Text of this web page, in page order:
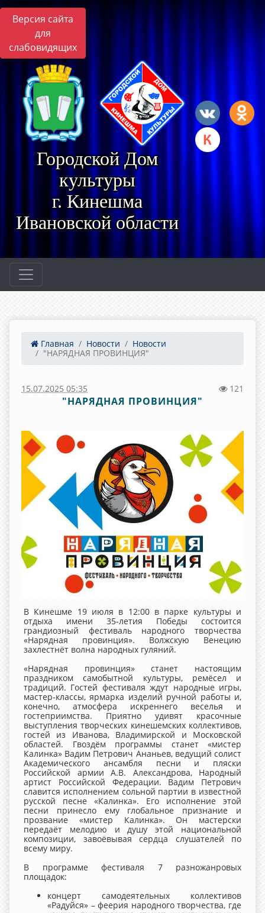
Версия сайта
для
слабовидящих
Городской Дом
культуры
г. Кинешма
Ивановской области
Главная Новости
Новости
"НАРЯДНАЯ ПРОВИНЦИЯ"
15.07.2025 05:35 121
"НАРЯДНАЯ ПРОВИНЦИЯ"
В Кинешме 19 июля в 12:00 в парке культуры и
отдыха имени 35-летия Победы состоится
грандиозный фестиваль народного творчества
«Нарядная провинция». Волжскую Венецию
захлестнёт волна народных гуляний.
«Нарядная провинция» станет настоящим
праздником самобытной культуры, ремёсел и
традиций. Гостей фестиваля ждут народные игры,
мастер-классы, ярмарка изделий ручной работы и,
конечно, атмосфера искреннего веселья и
гостеприимства. Приятно удивят красочные
выступления творческих кинешемских коллективов,
гостей из Иванова, Владимирской и Московской
областей. Гвоздём программы станет «мистер
Калинка» Вадим Петрович Ананьев, ведущий солист
Академического ансамбля песни и пляски
Российской армии А.В. Александрова, Народный
артист Российской Федерации. Вадим Петрович
славится исполнением сольной партии в известной
русской песне «Калинка». Его исполнение этой
песни принесло ему глобальное признание и
прозвание «мистер Калинка». Он мастерски
передаёт мелодию и душу этой национальной
композиции, завоёвывая сердца слушателей по
всему миру.
В программе фестиваля 7 разножанровых
площадок:
концерт самодеятельных коллективов
«Радуйся» – феерия народного творчества, где